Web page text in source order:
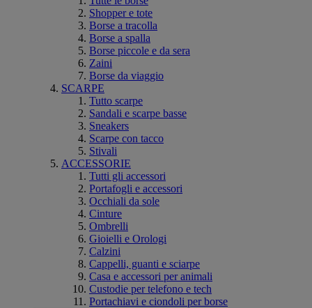
Shopper e tote
Borse a tracolla
Borse a spalla
Borse piccole e da sera
Zaini
Borse da viaggio
SCARPE
Tutto scarpe
Sandali e scarpe basse
Sneakers
Scarpe con tacco
Stivali
ACCESSORIE
Tutti gli accessori
Portafogli e accessori
Occhiali da sole
Cinture
Ombrelli
Gioielli e Orologi
Calzini
Cappelli, guanti e sciarpe
Casa e accessori per animali
Custodie per telefono e tech
Portachiavi e ciondoli per borse